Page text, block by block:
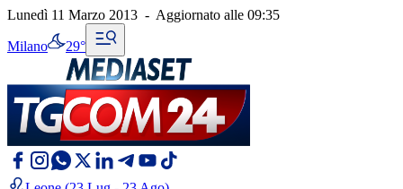
Lunedì 11 Marzo 2013 - Aggiornato alle 09:35
Milano 29°